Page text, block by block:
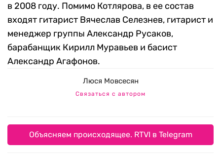
в 2008 году. Помимо Котлярова, в ее состав
входят гитарист Вячеслав Селезнев, гитарист и
менеджер группы Александр Русаков,
барабанщик Кирилл Муравьев и басист
Александр Агафонов.
Люся Мовсесян
Связаться с автором
Объясняем происходящее. RTVI в Telegram